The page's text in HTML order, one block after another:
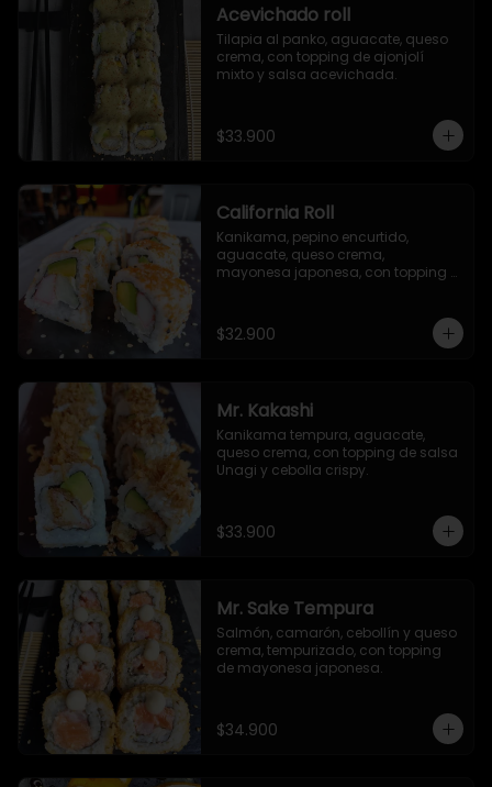
Acevichado roll
Tilapia al panko, aguacate, queso
crema, con topping de ajonjolí
mixto y salsa acevichada.
$33.900
California Roll
Kanikama, pepino encurtido,
aguacate, queso crema,
mayonesa japonesa, con topping
$32.900
Mr. Kakashi
Kanikama tempura, aguacate,
queso crema, con topping de salsa
Unagi y cebolla crispy.
$33.900
Mr. Sake Tempura
Salmón, camarón, cebollín y queso
crema, tempurizado, con topping
de mayonesa japonesa.
$34.900